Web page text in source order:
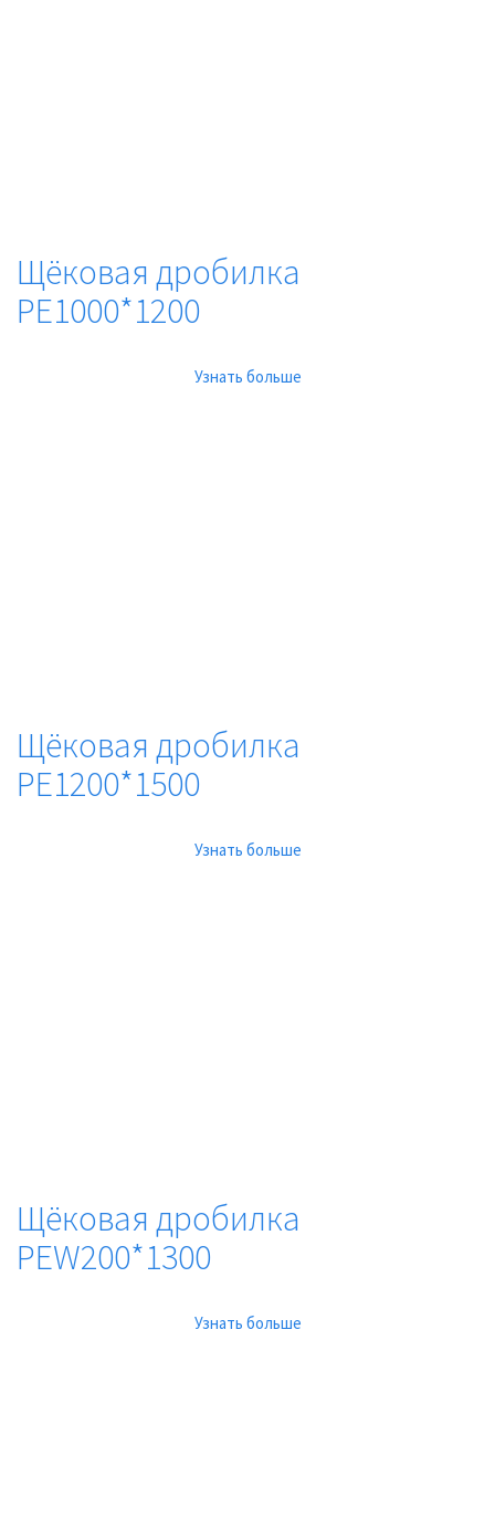
Щёковая дробилка
PE1000*1200
Узнать больше
Щёковая дробилка
PE1200*1500
Узнать больше
Щёковая дробилка
PEW200*1300
Узнать больше